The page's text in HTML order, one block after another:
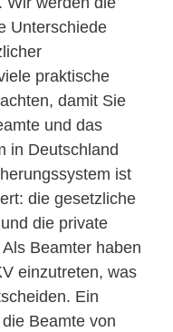
Unterschiede
praktische
damit Sie
und das
in Deutschland
ist
die gesetzliche
die private
Beamter haben
einzutreten, was
Ein
Beamte von